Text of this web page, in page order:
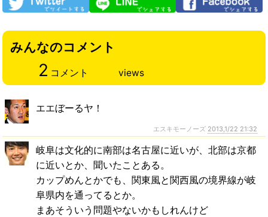
みんなのコメント
2 コメント views
エエぼーるヤ！
エスキモーノーズ 2013,1/22 21:32
岐阜は文化的に南部は名古屋に近いが、北部は京都
に近いとか、聞いたことある。
カップめんとかでも、関東風と関西風の境界線が岐
阜県内を通ってるとか。
まあそういう問題やないかもしれんけど